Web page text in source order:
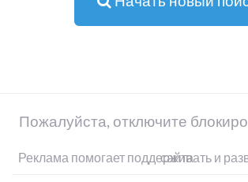
Пожалуйста, отключите
Реклама помогает поддерживать и развивать сервисы сайта